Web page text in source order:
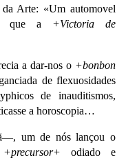
Arte: «Um automovel
que a +Victoria de
a dar-nos o +bonbon
de flexuosidades
de inauditismos,
a horoscopia…
um de nós lançou o
+precursor+ odiado e